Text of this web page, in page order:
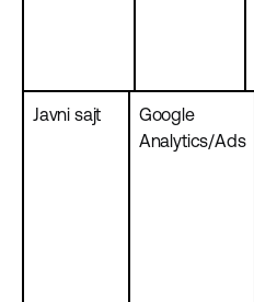
Javni sajt
Google
Analytics/Ads